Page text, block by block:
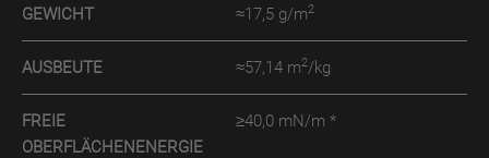
TroPURELINE
POSITIV
WET
POSITIV
GEWICHT ≈17,5 g/m2
AUSBEUTE ≈57,14 m2/kg
FREIE
OBERFLÄCHENENERGIE
≥40,0 mN/m *